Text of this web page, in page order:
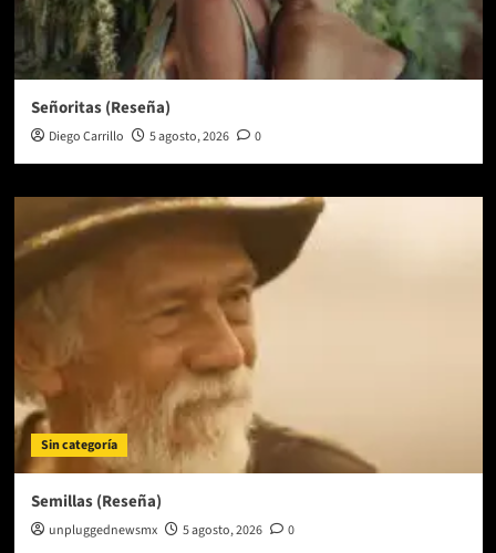
Señoritas (Reseña)
Diego Carrillo 5 agosto, 2026 0
Sin categoría
Semillas (Reseña)
unpluggednewsmx 5 agosto, 2026 0